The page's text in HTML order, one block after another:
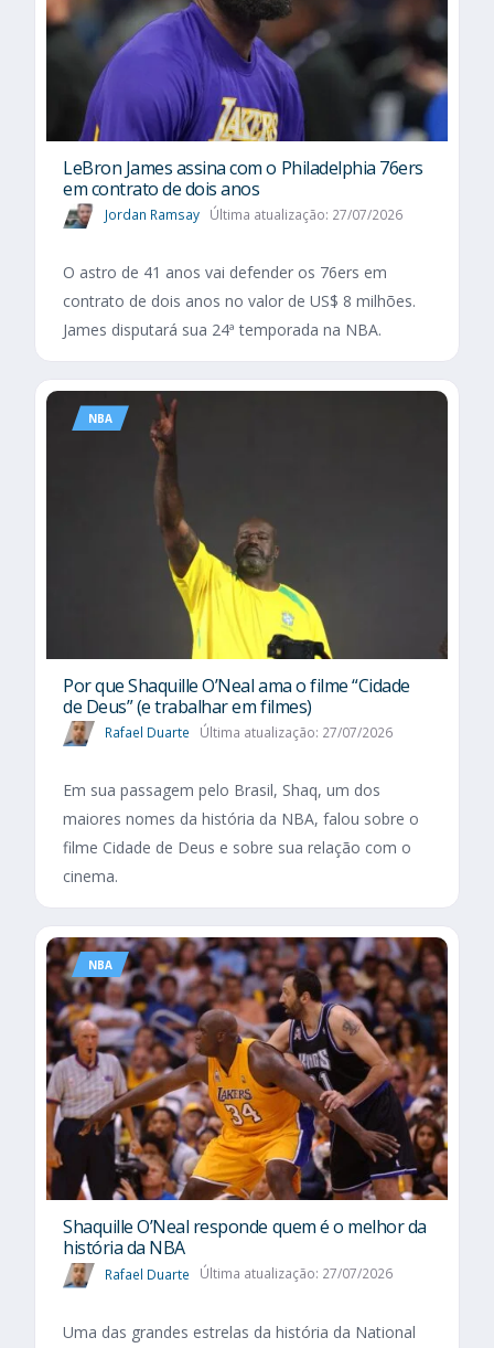
LeBron James assina com o Philadelphia 76ers
em contrato de dois anos
Jordan Ramsay Última atualização: 27/07/2026
O astro de 41 anos vai defender os 76ers em
contrato de dois anos no valor de US$ 8 milhões.
James disputará sua 24ª temporada na NBA.
NBA
Por que Shaquille O’Neal ama o filme “Cidade
de Deus” (e trabalhar em filmes)
Rafael Duarte Última atualização: 27/07/2026
Em sua passagem pelo Brasil, Shaq, um dos
maiores nomes da história da NBA, falou sobre o
filme Cidade de Deus e sobre sua relação com o
cinema.
NBA
Shaquille O’Neal responde quem é o melhor da
história da NBA
Rafael Duarte Última atualização: 27/07/2026
Uma das grandes estrelas da história da National